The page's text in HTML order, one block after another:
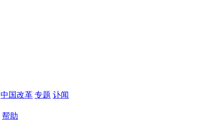
中国改革 专题 讣闻
帮助